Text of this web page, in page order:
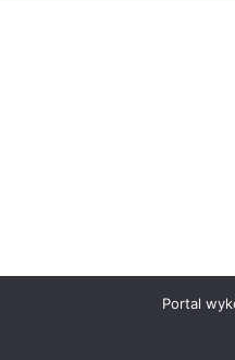
Portal